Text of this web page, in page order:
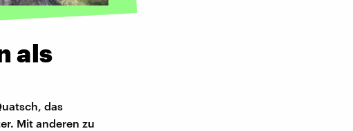
als
das
Mit anderen zu